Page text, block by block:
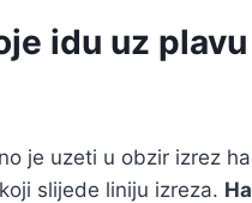
idu uz
je uzeti u obzir izrez
slijede liniju izreza.